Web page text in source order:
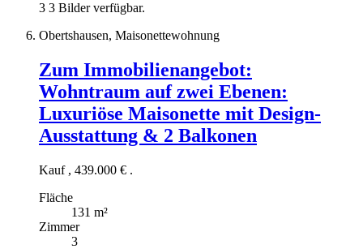
3 3 Bilder verfügbar.
Obertshausen, Maisonettewohnung
Zum Immobilienangebot:
Wohntraum auf zwei Ebenen:
Luxuriöse Maisonette mit Design-
Ausstattung & 2 Balkonen
Kauf , 439.000 € .
Fläche
131 m²
Zimmer
3